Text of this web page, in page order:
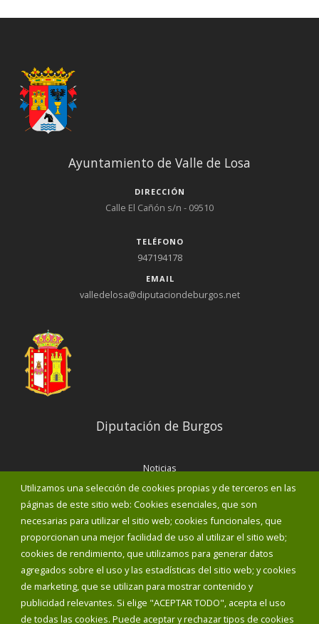
Utilizamos una selección de cookies propias y de terceros en las
páginas de este sitio web: Cookies esenciales, que son
necesarias para utilizar el sitio web; cookies funcionales, que
proporcionan una mejor facilidad de uso al utilizar el sitio web;
cookies de rendimiento, que utilizamos para generar datos
agregados sobre el uso y las estadísticas del sitio web; y cookies
de marketing, que se utilizan para mostrar contenido y
publicidad relevantes. Si elige "ACEPTAR TODO", acepta el uso
de todas las cookies. Puede aceptar y rechazar tipos de cookies
Ayuntamiento de Valle de Losa
DIRECCIÓN
Calle El Cañón s/n - 09510
TELÉFONO
947194178
EMAIL
valledelosa@diputaciondeburgos.net
Diputación de Burgos
Noticias
Eventos
Corporación Municipal
Teléfonos de interés
INICIAR SESIÓN
MAPA WEB